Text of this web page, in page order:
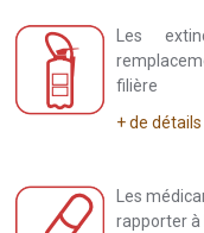
Les
filière
+ de détails
Les
rapporter à